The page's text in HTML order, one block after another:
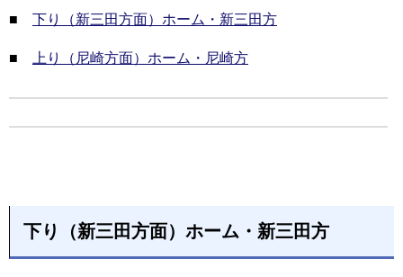
■ 下り（新三田方面）ホーム・新三田方
■ 上り（尼崎方面）ホーム・尼崎方
下り（新三田方面）ホーム・新三田方